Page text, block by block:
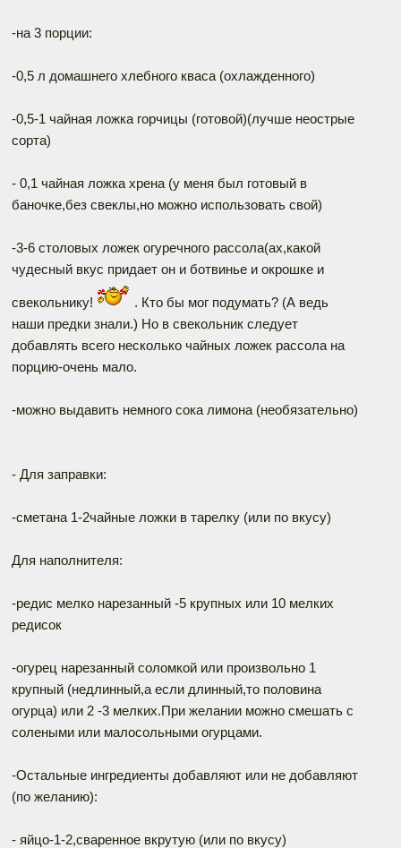
-на 3 порции:
-0,5 л домашнего хлебного кваса (охлажденного)
-0,5-1 чайная ложка горчицы (готовой)(лучше неострые
сорта)
- 0,1 чайная ложка хрена (у меня был готовый в
баночке,без свеклы,но можно использовать свой)
-3-6 столовых ложек огуречного рассола(ах,какой
чудесный вкус придает он и ботвинье и окрошке и
свекольнику!
. Кто бы мог подумать? (А ведь
наши предки знали.) Но в свекольник следует
добавлять всего несколько чайных ложек рассола на
порцию-очень мало.
-можно выдавить немного сока лимона (необязательно)
- Для заправки:
-сметана 1-2чайные ложки в тарелку (или по вкусу)
Для наполнителя:
-редис мелко нарезанный -5 крупных или 10 мелких
редисок
-огурец нарезанный соломкой или произвольно 1
крупный (недлинный,а если длинный,то половина
огурца) или 2 -3 мелких.При желании можно смешать с
солеными или малосольными огурцами.
-Остальные ингредиенты добавляют или не добавляют
(по желанию):
- яйцо-1-2,сваренное вкрутую (или по вкусу)